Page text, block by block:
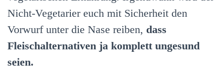
Nicht-Vegetarier euch mit Sicherheit den
Vorwurf unter die Nase reiben, dass
Fleischalternativen ja komplett ungesund
seien.